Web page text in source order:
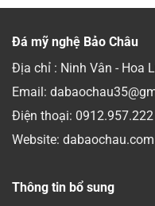
Đá mỹ nghệ Bảo Châu
Địa chỉ : Ninh Vân - Hoa
Email:
Điện thoại: 0912.957.222
Website: dabaochau.com
Thông tin bổ sung